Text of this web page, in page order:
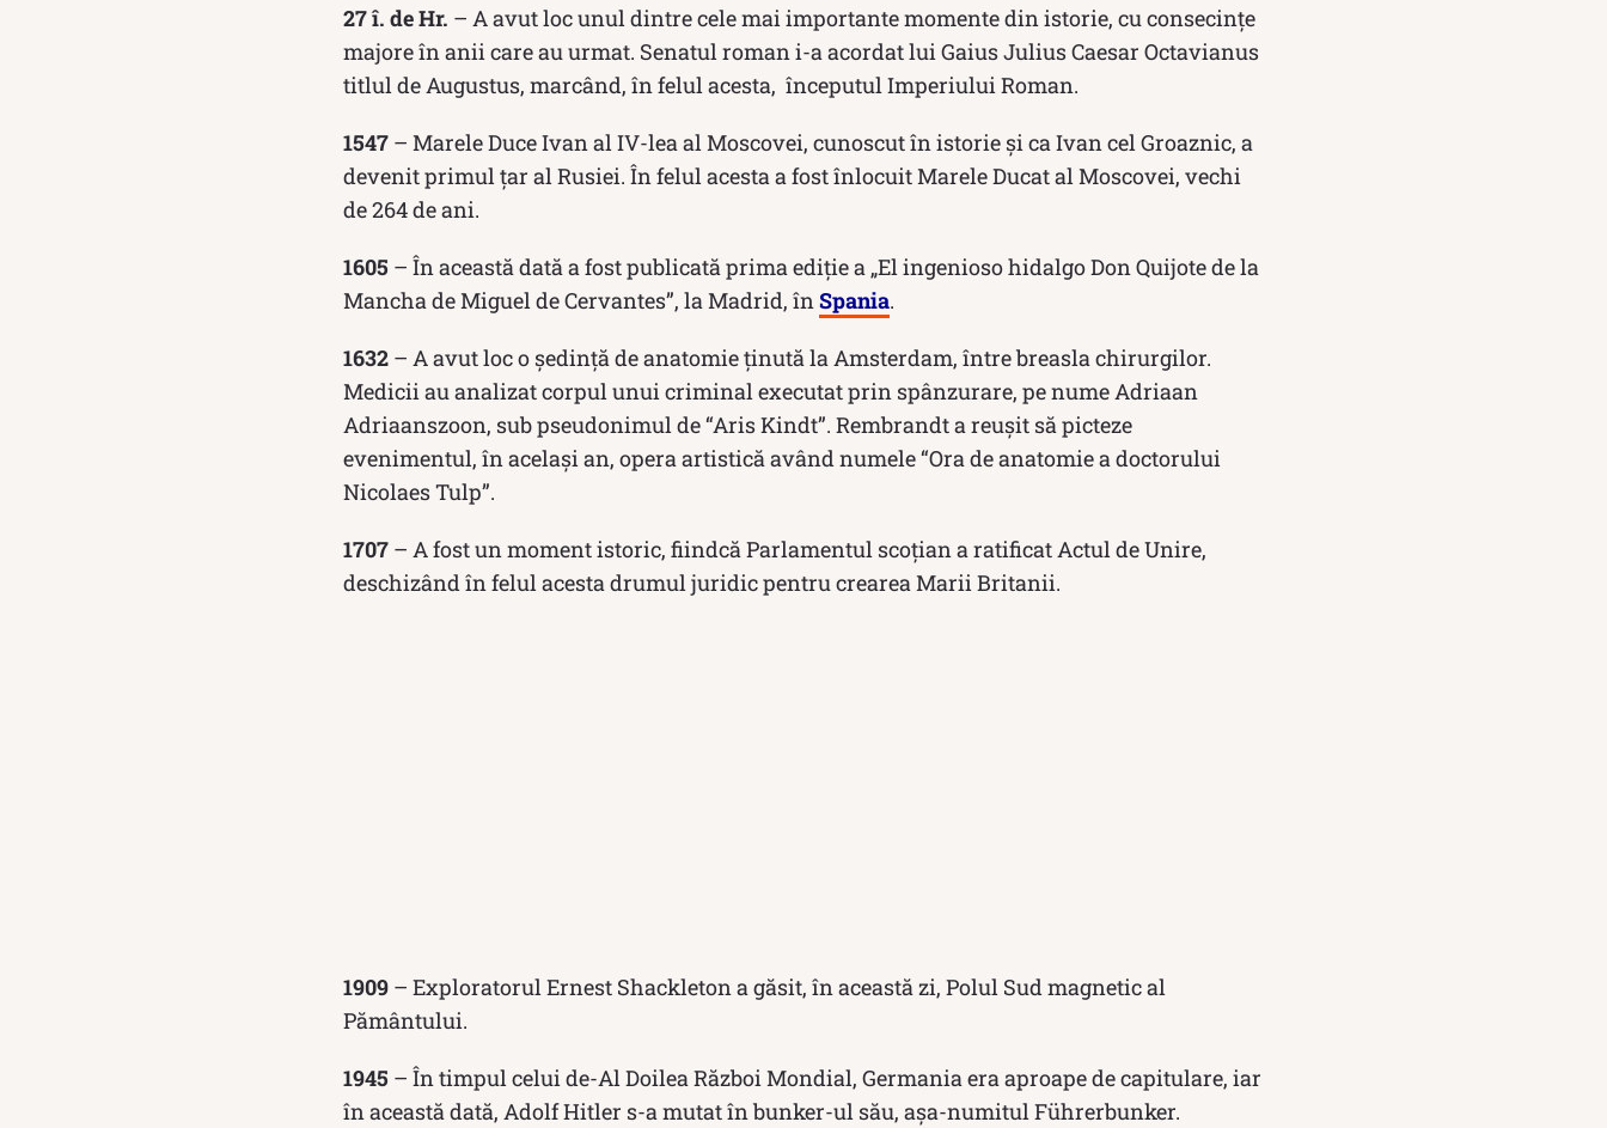
27 î. de Hr. – A avut loc unul dintre cele mai importante momente din istorie, cu consecințe
majore în anii care au urmat. Senatul roman i-a acordat lui Gaius Julius Caesar Octavianus
titlul de Augustus, marcând, în felul acesta, începutul Imperiului Roman.
1547 – Marele Duce Ivan al IV-lea al Moscovei, cunoscut în istorie și ca Ivan cel Groaznic, a
devenit primul țar al Rusiei. În felul acesta a fost înlocuit Marele Ducat al Moscovei, vechi
de 264 de ani.
1605 – În această dată a fost publicată prima ediție a „El ingenioso hidalgo Don Quijote de la
Mancha de Miguel de Cervantes”, la Madrid, înSpania.
1632 – A avut loc o ședință de anatomie ținută la Amsterdam, între breasla chirurgilor.
Medicii au analizat corpul unui criminal executat prin spânzurare, pe nume Adriaan
Adriaanszoon, sub pseudonimul de “Aris Kindt”. Rembrandt a reușit să picteze
evenimentul, în același an, opera artistică având numele “Ora de anatomie a doctorului
Nicolaes Tulp”.
1707 – A fost un moment istoric, fiindcă Parlamentul scoțian a ratificat Actul de Unire,
deschizând în felul acesta drumul juridic pentru crearea Marii Britanii.
1909 – Exploratorul Ernest Shackleton a găsit, în această zi, Polul Sud magnetic al
Pământului.
1945 – În timpul celui de-Al Doilea Război Mondial, Germania era aproape de capitulare, iar
în această dată, Adolf Hitler s-a mutat în bunker-ul său, așa-numitul Führerbunker.